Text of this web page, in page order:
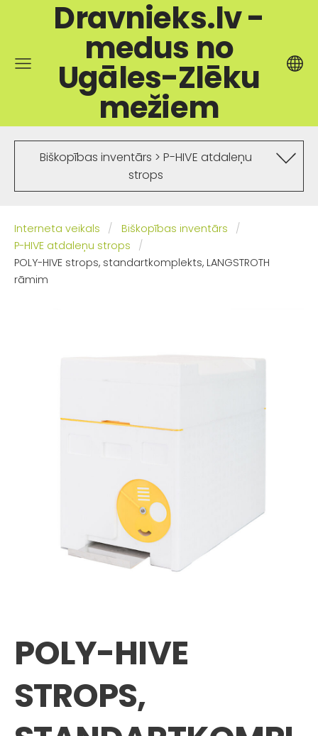
Dravnieks.lv -
medus no
Ugāles-Zlēku
mežiem
Biškopības inventārs > P-HIVE atdaleņu
strops
Interneta veikals
Biškopības inventārs
P-HIVE atdaleņu strops
POLY-HIVE strops, standartkomplekts, LANGSTROTH
rāmim
POLY-HIVE
STROPS,